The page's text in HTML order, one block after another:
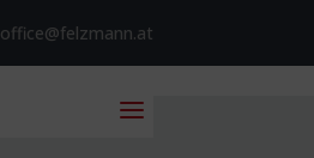
office@felzmann.at